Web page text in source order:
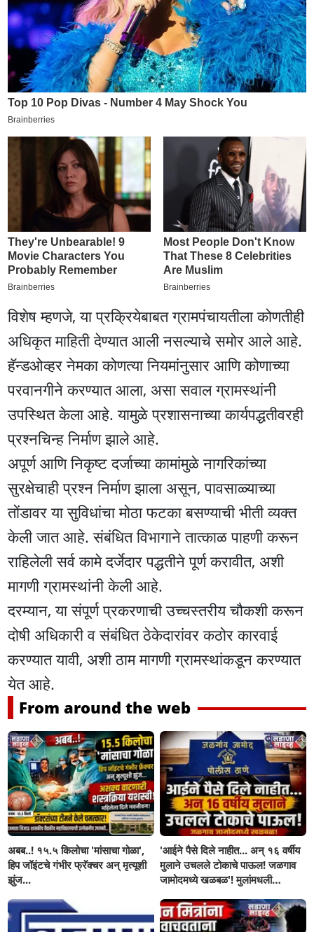
विशेष म्हणजे, या प्रक्रियेबाबत ग्रामपंचायतीला कोणतीही
अधिकृत माहिती देण्यात आली नसल्याचे समोर आले आहे.
हॅन्डओव्हर नेमका कोणत्या नियमांनुसार आणि कोणाच्या
परवानगीने करण्यात आला, असा सवाल ग्रामस्थांनी
उपस्थित केला आहे. यामुळे प्रशासनाच्या कार्यपद्धतीवरही
प्रश्नचिन्ह निर्माण झाले आहे.
अपूर्ण आणि निकृष्ट दर्जाच्या कामांमुळे नागरिकांच्या
सुरक्षेचाही प्रश्न निर्माण झाला असून, पावसाळ्याच्या
तोंडावर या सुविधांचा मोठा फटका बसण्याची भीती व्यक्त
केली जात आहे. संबंधित विभागाने तात्काळ पाहणी करून
राहिलेली सर्व कामे दर्जेदार पद्धतीने पूर्ण करावीत, अशी
मागणी ग्रामस्थांनी केली आहे.
दरम्यान, या संपूर्ण प्रकरणाची उच्चस्तरीय चौकशी करून
दोषी अधिकारी व संबंधित ठेकेदारांवर कठोर कारवाई
करण्यात यावी, अशी ठाम मागणी ग्रामस्थांकडून करण्यात
येत आहे.
From around the web
अबब..! १५.५ किलोचा 'मांसाचा गोळा',
हिप जॉइंटचे गंभीर फ्रॅक्चर अन् मृत्यूशी
झुंज...
'आईने पैसे दिले नाहीत... अन् १६ वर्षीय
मुलाने उचलले टोकाचे पाऊल! जळगाव
जामोदमध्ये खळबळ'! मुलांमधली